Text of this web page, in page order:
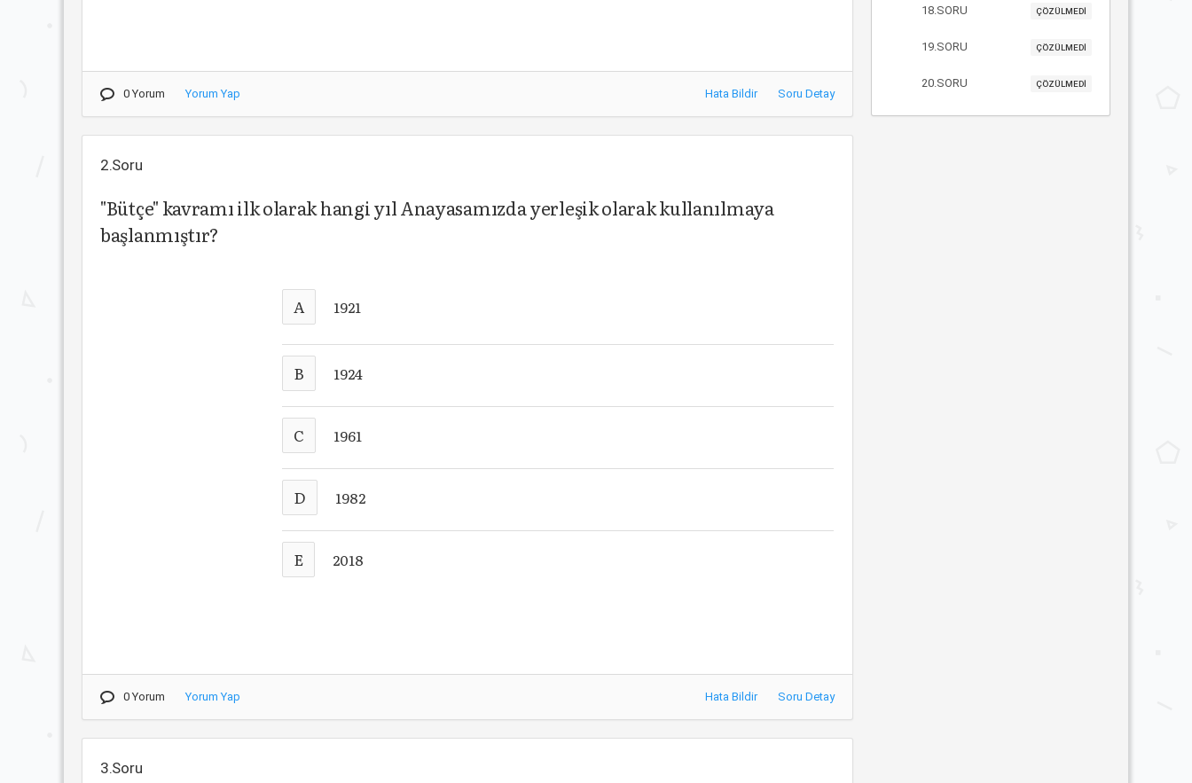
0 Yorum Yorum Yap Hata Bildir Soru Detay
2.Soru
"Bütçe" kavramı ilk olarak hangi yıl Anayasamızda yerleşik olarak kullanılmaya
başlanmıştır?
A 1921
B 1924
C 1961
D 1982
E 2018
0 Yorum Yorum Yap Hata Bildir Soru Detay
3.Soru
18.SORU ÇÖZÜLMEDİ
19.SORU ÇÖZÜLMEDİ
20.SORU ÇÖZÜLMEDİ